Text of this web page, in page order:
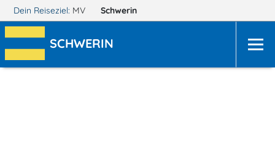
Dein Reiseziel: MV Schwerin
SCHWERIN